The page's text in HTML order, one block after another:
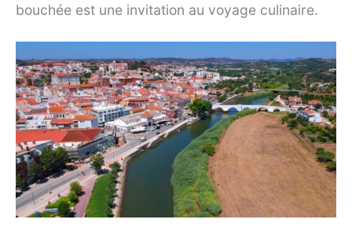
bouchée est une invitation au voyage culinaire.